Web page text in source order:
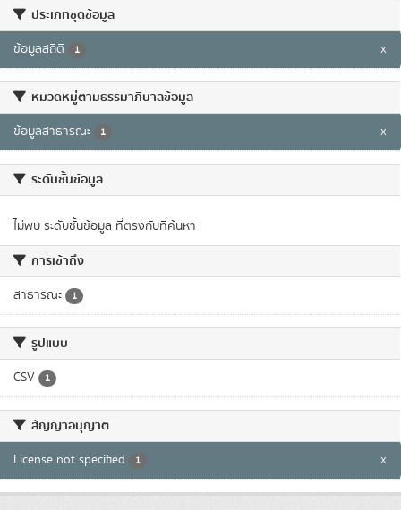
ประเภทชุดข้อมูล
ข้อมูลสถิติ 1 x
หมวดหมู่ตามธรรมาภิบาลข้อมูล
ข้อมูลสาธารณะ 1 x
ระดับชั้นข้อมูล
ไม่พบ ระดับชั้นข้อมูล ที่ตรงกับที่ค้นหา
การเข้าถึง
สาธารณะ 1
รูปแบบ
CSV 1
สัญญาอนุญาต
License not specified 1 x